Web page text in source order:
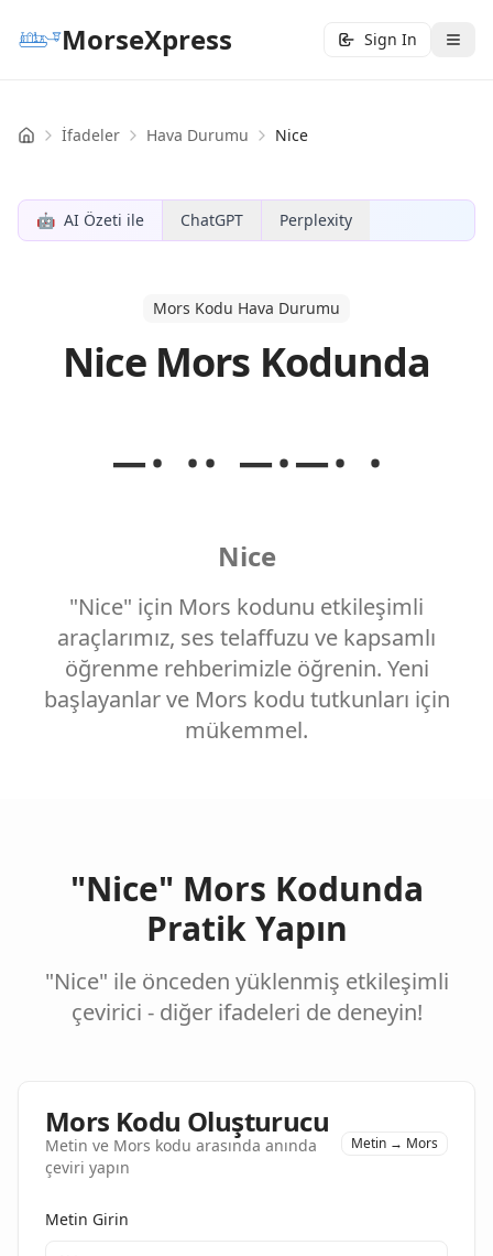
MorseXpress Sign In
Home İfadeler Hava Durumu Nice
🤖 AI Özeti ile ChatGPT Perplexity
Mors Kodu Hava Durumu
Nice Mors Kodunda
−· ·· −·−· ·
Nice
"Nice" için Mors kodunu etkileşimli
araçlarımız, ses telaffuzu ve kapsamlı
öğrenme rehberimizle öğrenin. Yeni
başlayanlar ve Mors kodu tutkunları için
mükemmel.
"Nice" Mors Kodunda
Pratik Yapın
"Nice" ile önceden yüklenmiş etkileşimli
çevirici - diğer ifadeleri de deneyin!
Mors Kodu Oluşturucu
Metin ve Mors kodu arasında anında
çeviri yapın
Metin → Mors
Metin Girin